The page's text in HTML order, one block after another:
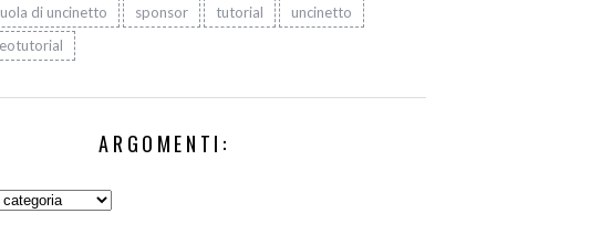
di uncinetto sponsor tutorial
uncinetto
ARGOMENTI: